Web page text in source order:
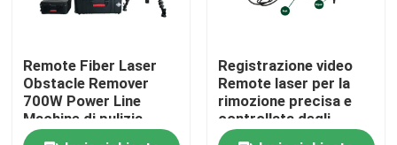
Prodotti
Remote Fiber Laser
Obstacle Remover
700W Power Line
Machine di pulizia
Registrazione video
Remote laser per la
rimozione precisa e
controllata degli
ostacoli